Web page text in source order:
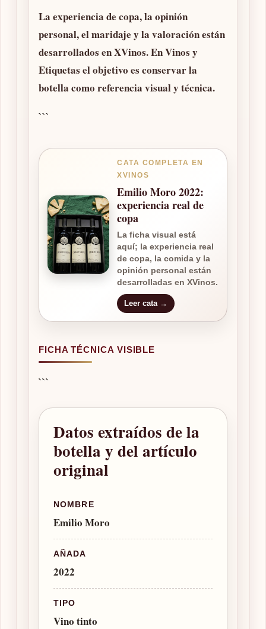
La experiencia de copa, la opinión
personal, el maridaje y la valoración están
desarrollados en XVinos. En Vinos y
Etiquetas el objetivo es conservar la
botella como referencia visual y técnica.
```
CATA COMPLETA EN
XVINOS
Emilio Moro 2022:
experiencia real de
copa
La ficha visual está
aquí; la experiencia real
de copa, la comida y la
opinión personal están
desarrolladas en XVinos.
Leer cata →
FICHA TÉCNICA VISIBLE
```
Datos extraídos de la
botella y del artículo
original
NOMBRE
Emilio Moro
AÑADA
2022
TIPO
Vino tinto